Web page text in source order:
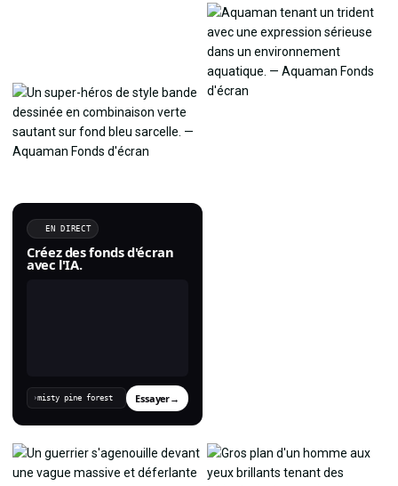
EN DIRECT
Créez des fonds d'écran
avec l'IA.
› Essayer→